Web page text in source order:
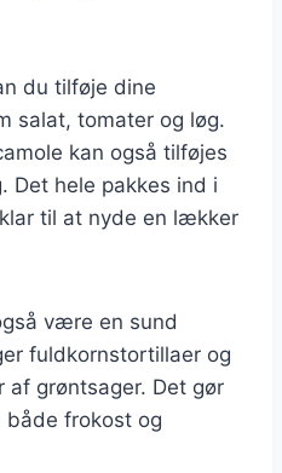
du tilføje dine
salat, tomater og løg.
kan også tilføjes
Det hele pakkes ind i
til at nyde en lækker
være en sund
fuldkornstortillaer og
af grøntsager. Det gør
frokost og